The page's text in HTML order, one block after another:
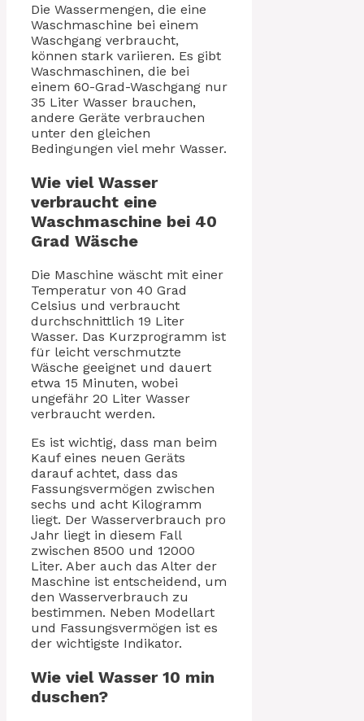
Die Wassermengen, die eine
Waschmaschine bei einem
Waschgang verbraucht,
können stark variieren. Es gibt
Waschmaschinen, die bei
einem 60-Grad-Waschgang nur
35 Liter Wasser brauchen,
andere Geräte verbrauchen
unter den gleichen
Bedingungen viel mehr Wasser.
Wie viel Wasser
verbraucht eine
Waschmaschine bei 40
Grad Wäsche
Die Maschine wäscht mit einer
Temperatur von 40 Grad
Celsius und verbraucht
durchschnittlich 19 Liter
Wasser. Das Kurzprogramm ist
für leicht verschmutzte
Wäsche geeignet und dauert
etwa 15 Minuten, wobei
ungefähr 20 Liter Wasser
verbraucht werden.
Es ist wichtig, dass man beim
Kauf eines neuen Geräts
darauf achtet, dass das
Fassungsvermögen zwischen
sechs und acht Kilogramm
liegt. Der Wasserverbrauch pro
Jahr liegt in diesem Fall
zwischen 8500 und 12000
Liter. Aber auch das Alter der
Maschine ist entscheidend, um
den Wasserverbrauch zu
bestimmen. Neben Modellart
und Fassungsvermögen ist es
der wichtigste Indikator.
Wie viel Wasser 10 min
duschen?